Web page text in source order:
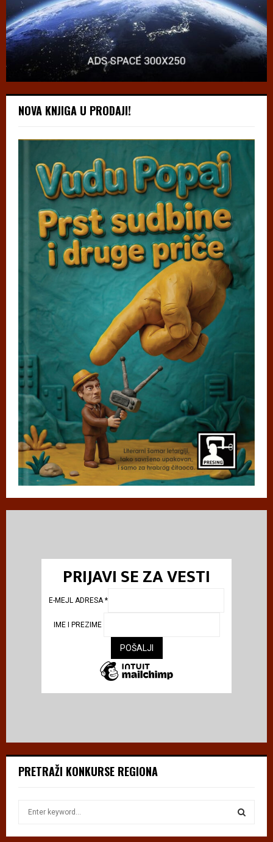
NOVA KNJIGA U PRODAJI!
PRIJAVI SE ZA VESTI
E-MEJL ADRESA*
IME I PREZIME
PRETRAŽI KONKURSE REGIONA
S